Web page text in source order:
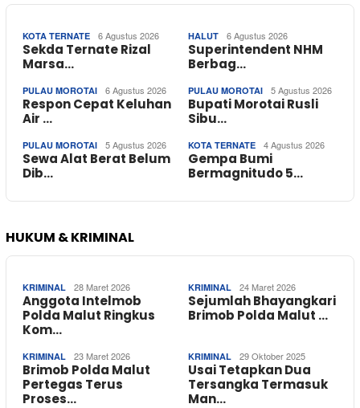
KOTA TERNATE 6 Agustus 2026
Sekda Ternate Rizal
Marsa…
HALUT 6 Agustus 2026
Superintendent NHM
Berbag…
PULAU MOROTAI 6 Agustus 2026
Respon Cepat Keluhan
Air …
PULAU MOROTAI 5 Agustus 2026
Bupati Morotai Rusli
Sibu…
PULAU MOROTAI 5 Agustus 2026
Sewa Alat Berat Belum
Dib…
KOTA TERNATE 4 Agustus 2026
Gempa Bumi
Bermagnitudo 5…
HUKUM & KRIMINAL
KRIMINAL 28 Maret 2026
Anggota Intelmob
Polda Malut Ringkus
Kom…
KRIMINAL 24 Maret 2026
Sejumlah Bhayangkari
Brimob Polda Malut …
KRIMINAL 23 Maret 2026
Brimob Polda Malut
Pertegas Terus
Proses…
KRIMINAL 29 Oktober 2025
Usai Tetapkan Dua
Tersangka Termasuk
Man…